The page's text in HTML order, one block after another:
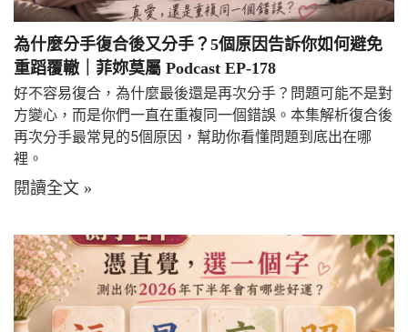
為什麼分手復合後又分手？5個原因告訴你如何避免
重蹈覆轍｜菲妳莫屬 Podcast EP-178
好不容易復合，為什麼最後還是再次分手？問題可能不是對
方變心，而是你們一直在重複同一個錯誤。本集解析復合後
再次分手最常見的5個原因，幫助你看懂問題到底出在哪
裡。
閱讀全文 »